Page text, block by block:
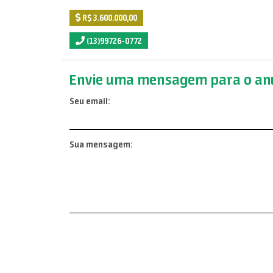
R$ 3.600.000,00
(13)99726-0772
Envie uma mensagem para o
Seu email:
Sua mensagem: